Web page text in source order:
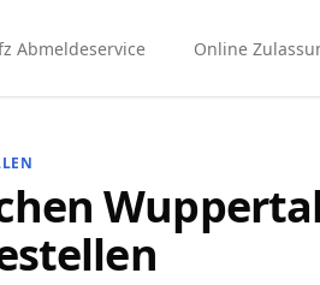
Abmeldeservice Online